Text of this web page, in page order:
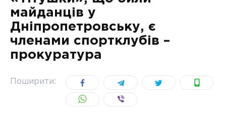
УКРАЇНА
майданців у
Дніпропетровську, є
членами спортклубів –
прокуратура
Поширити: